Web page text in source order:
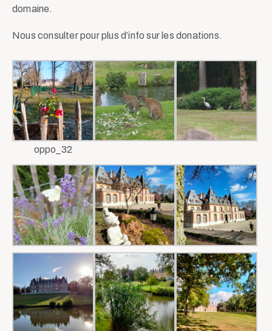
domaine.
Nous consulter pour plus d’info sur les donations.
oppo_32